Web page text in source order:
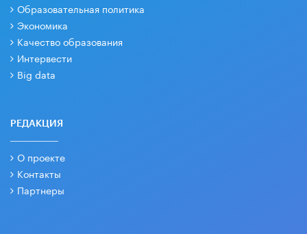
Образовательная политика
Экономика
Качество образования
Интервести
Big data
РЕДАКЦИЯ
О проекте
Контакты
Партнеры